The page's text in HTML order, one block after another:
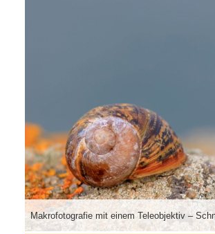
Makrofotografie mit einem Teleobjektiv –